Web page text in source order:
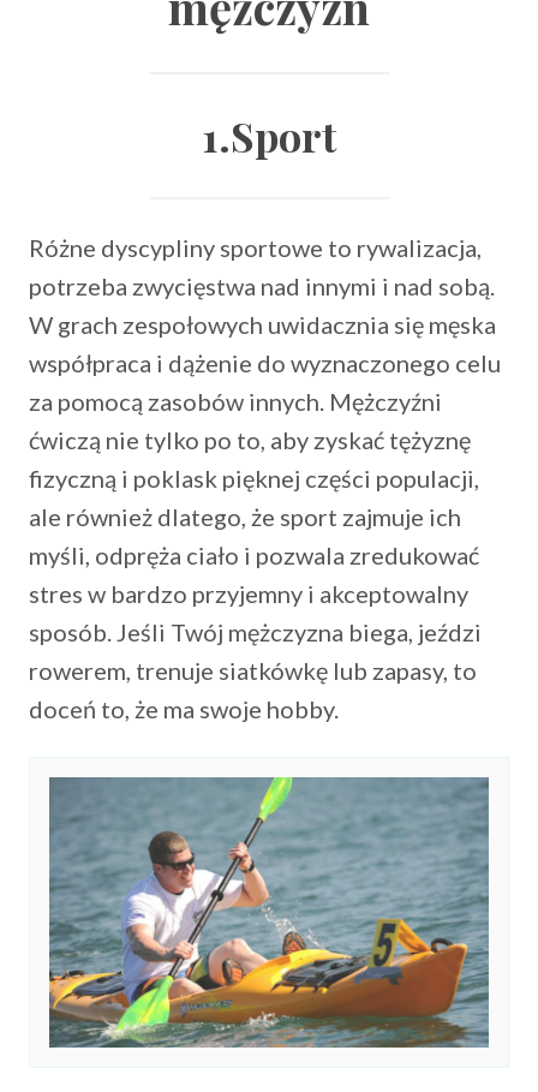
1.Sport
Różne dyscypliny sportowe to rywalizacja,
potrzeba zwycięstwa nad innymi i nad sobą.
W grach zespołowych uwidacznia się męska
współpraca i dążenie do wyznaczonego celu
za pomocą zasobów innych. Mężczyźni
ćwiczą nie tylko po to, aby zyskać tężyznę
fizyczną i poklask pięknej części populacji,
ale również dlatego, że sport zajmuje ich
myśli, odpręża ciało i pozwala zredukować
stres w bardzo przyjemny i akceptowalny
sposób. Jeśli Twój mężczyzna biega, jeździ
rowerem, trenuje siatkówkę lub zapasy, to
doceń to, że ma swoje hobby.